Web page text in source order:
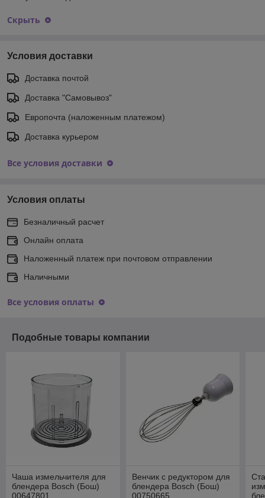
Скрыть
Условия доставки
Доставка почтой
Доставка "Самовывоз"
Европочта (наложенным платежом)
Доставка курьером
Все условия доставки
Условия оплаты
Безналичный расчет
Онлайн оплата
Наложенный платеж при почтовом отправлении
Наличными
Все условия оплаты
Подобные товары компании
Чаша измельчителя для
блендера Bosch (Бош)
00647801
Венчик с редуктором для
блендера Bosch (Бош)
00750665